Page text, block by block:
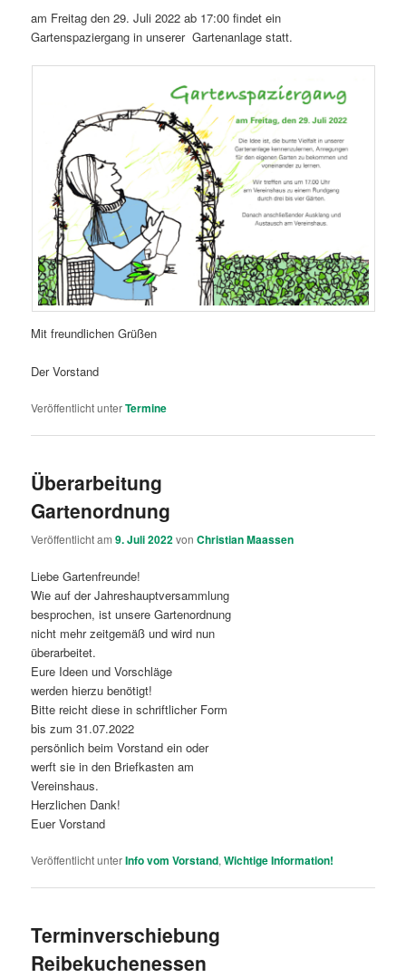
am Freitag den 29. Juli 2022 ab 17:00 findet ein
Gartenspaziergang in unserer Gartenanlage statt.
Mit freundlichen Grüßen
Der Vorstand
Veröffentlicht unterTermine
Überarbeitung
Gartenordnung
Veröffentlicht am9. Juli 2022vonChristian Maassen
Liebe Gartenfreunde!
Wie auf der Jahreshauptversammlung
besprochen, ist unsere Gartenordnung
nicht mehr zeitgemäß und wird nun
überarbeitet.
Eure Ideen und Vorschläge
werden hierzu benötigt!
Bitte reicht diese in schriftlicher Form
bis zum 31.07.2022
persönlich beim Vorstand ein oder
werft sie in den Briefkasten am
Vereinshaus.
Herzlichen Dank!
Euer Vorstand
Veröffentlicht unterInfo vom Vorstand,Wichtige Information!
Terminverschiebung
Reibekuchenessen